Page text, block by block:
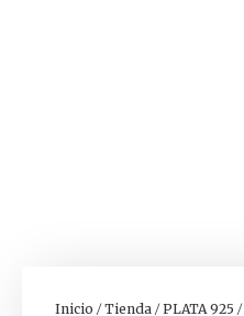
Inicio /Tienda /PLATA 925 /